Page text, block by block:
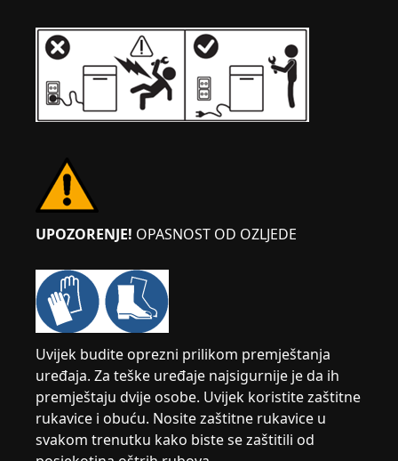
UPOZORENJE! OPASNOST OD OZLJEDE
Uvijek budite oprezni prilikom premještanja
uređaja. Za teške uređaje najsigurnije je da ih
premještaju dvije osobe. Uvijek koristite zaštitne
rukavice i obuću. Nosite zaštitne rukavice u
svakom trenutku kako biste se zaštitili od